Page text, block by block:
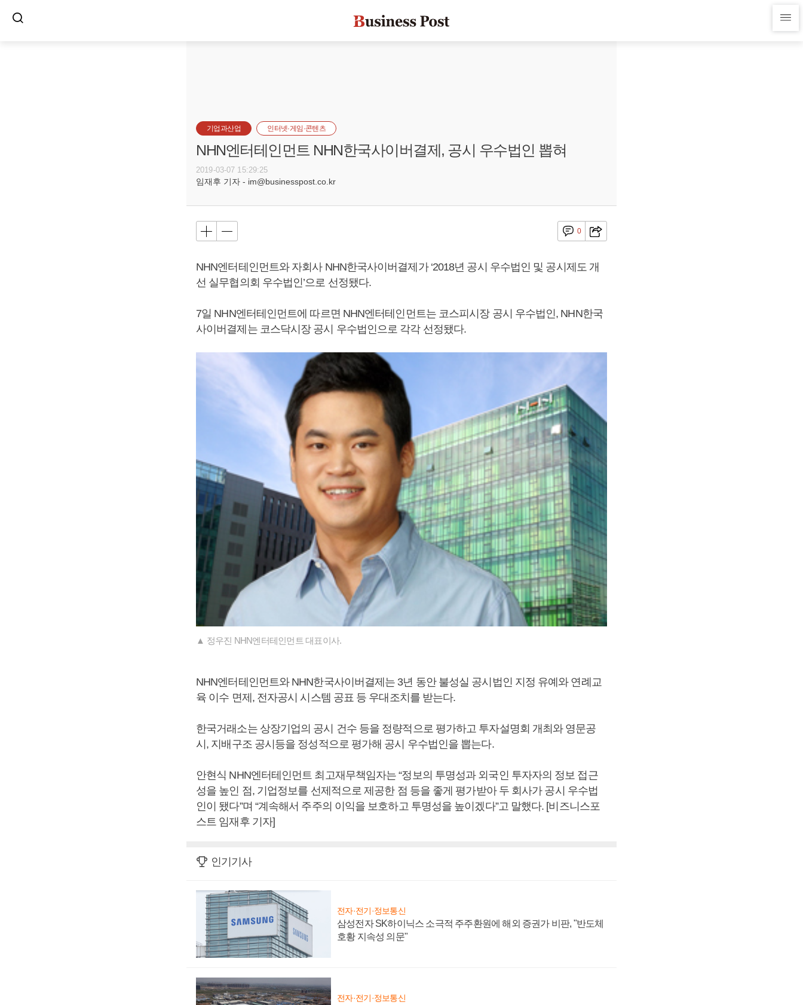
기업과산업 인터넷·게임·콘텐츠
NHN엔터테인먼트 NHN한국사이버결제, 공시 우수법인 뽑혀
2019-03-07 15:29:25
임재후 기자 - im@businesspost.co.kr
0
NHN엔터테인먼트와 자회사 NHN한국사이버결제가 ‘2018년 공시 우수법인 및 공시제도 개
선 실무협의회 우수법인’으로 선정됐다.
7일 NHN엔터테인먼트에 따르면 NHN엔터테인먼트는 코스피시장 공시 우수법인, NHN한국
사이버결제는 코스닥시장 공시 우수법인으로 각각 선정됐다.
▲ 정우진 NHN엔터테인먼트 대표이사.
NHN엔터테인먼트와 NHN한국사이버결제는 3년 동안 불성실 공시법인 지정 유예와 연례교
육 이수 면제, 전자공시 시스템 공표 등 우대조치를 받는다.
한국거래소는 상장기업의 공시 건수 등을 정량적으로 평가하고 투자설명회 개최와 영문공
시, 지배구조 공시등을 정성적으로 평가해 공시 우수법인을 뽑는다.
안현식 NHN엔터테인먼트 최고재무책임자는 “정보의 투명성과 외국인 투자자의 정보 접근
성을 높인 점, 기업정보를 선제적으로 제공한 점 등을 좋게 평가받아 두 회사가 공시 우수법
인이 됐다”며 “계속해서 주주의 이익을 보호하고 투명성을 높이겠다”고 말했다. [비즈니스포
스트 임재후 기자]
인기기사
전자·전기·정보통신
삼성전자 SK하이닉스 소극적 주주환원에 해외 증권가 비판, "반도체
호황 지속성 의문"
전자·전기·정보통신